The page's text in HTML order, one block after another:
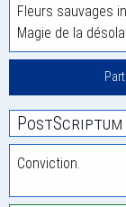
Fleurs sauvages
Magie de la
PostScriptum
Conviction.